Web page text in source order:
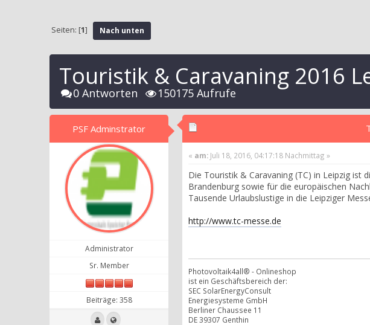
Seiten: [1] Nach unten
Touristik & Caravaning 2016
0 Antworten 150175 Aufrufe
PSF Adminstrator
Administrator
Sr. Member
Beiträge: 358
« am:Juli 18, 2016, 04:17:18 Nachmittag »
Die Touristik & Caravaning (TC) in Leipzig ist
Brandenburg sowie für die europäischen
Tausende Urlaubslustige in die Leipziger
http://www.tc-messe.de
Photovoltaik4all® - Onlineshop
ist ein Geschäftsbereich der:
SEC SolarEnergyConsult
Energiesysteme GmbH
Berliner Chaussee 11
DE 39307 Genthin